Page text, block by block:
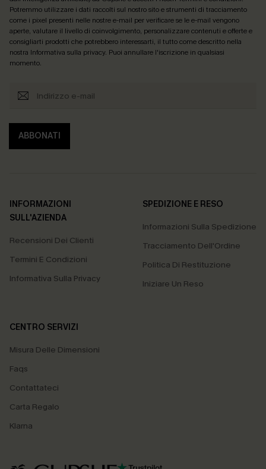
Potremmo utilizzare i dati raccolti sul nostro sito e strumenti di tracciamento
come i pixel presenti nelle nostre e-mail per verificare se le e-mail vengono
aperte, valutare il livello di coinvolgimento, personalizzare contenuti e offerte e
consigliarti prodotti che potrebbero interessarti, il tutto come descritto nella
nostra Informativa sulla privacy. Puoi annullare l'iscrizione in qualsiasi
momento.
ABBONATI
INFORMAZIONI
SULL'AZIENDA
Recensioni Dei Clienti
Termini E Condizioni
Informativa Sulla Privacy
SPEDIZIONE E RESO
Informazioni Sulla Spedizione
Tracciamento Dell'Ordine
Politica Di Restituzione
Iniziare Un Reso
CENTRO SERVIZI
Misura Delle Dimensioni
Faqs
Contattateci
Carta Regalo
Klarna